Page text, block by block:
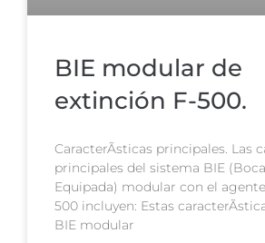
BIE modular de
extinción F-500.
CaracterÃ­sticas principales. Las
principales del sistema BIE
Equipada) modular con el
500 incluyen: Estas
BIE modular